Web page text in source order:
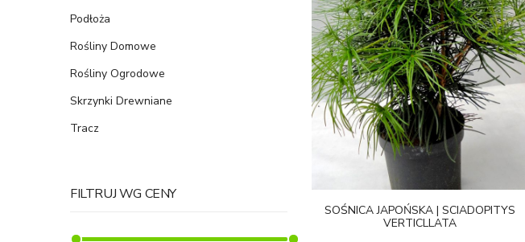
Podłoża
Rośliny Domowe
Rośliny Ogrodowe
Skrzynki Drewniane
Tracz
FILTRUJ WG CENY
SOŚNICA JAPOŃSKA | SCIADOPITYS
VERTICLLATA